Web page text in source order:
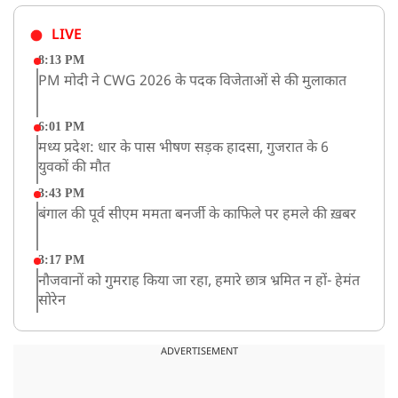
LIVE
8:13 PM
PM मोदी ने CWG 2026 के पदक विजेताओं से की मुलाकात
6:01 PM
मध्य प्रदेश: धार के पास भीषण सड़क हादसा, गुजरात के 6
युवकों की मौत
3:43 PM
बंगाल की पूर्व सीएम ममता बनर्जी के काफिले पर हमले की ख़बर
3:17 PM
नौजवानों को गुमराह किया जा रहा, हमारे छात्र भ्रमित न हों- हेमंत
सोरेन
बारामती में निजी ट्रेनिंग विमान दुर्घटनाग्रस्त, किसी के घायल होने
ADVERTISEMENT